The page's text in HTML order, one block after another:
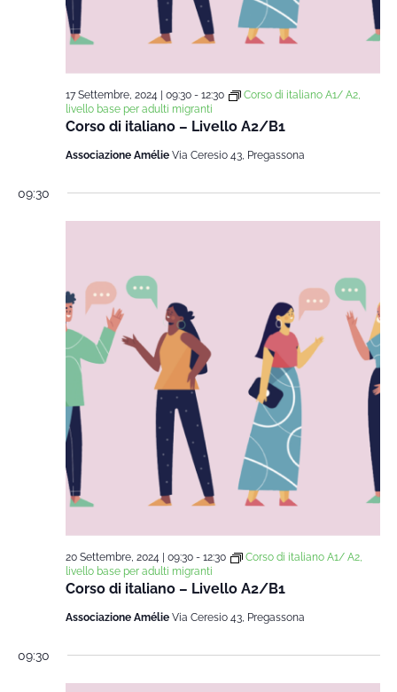
Corso di italiano – Livello A2/B1
17 Settembre, 2024 | 09:30- 12:30
Corso di italiano A1/ A2,
livello base per adulti migranti
Associazione Amélie Via Ceresio 43, Pregassona
09:30
Corso di italiano – Livello A2/B1
20 Settembre, 2024 | 09:30- 12:30
Corso di italiano A1/ A2,
livello base per adulti migranti
Associazione Amélie Via Ceresio 43, Pregassona
09:30